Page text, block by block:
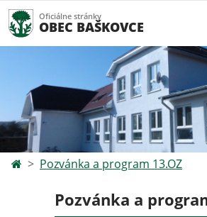
Oficiálne stránky
OBEC BAŠKOVCE
Pozvánka a program 13.OZ
Pozvánka a